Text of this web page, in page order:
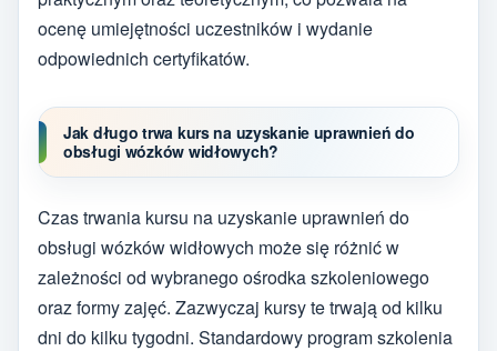
ocenę umiejętności uczestników i wydanie
odpowiednich certyfikatów.
Jak długo trwa kurs na uzyskanie uprawnień do
obsługi wózków widłowych?
Czas trwania kursu na uzyskanie uprawnień do
obsługi wózków widłowych może się różnić w
zależności od wybranego ośrodka szkoleniowego
oraz formy zajęć. Zazwyczaj kursy te trwają od kilku
dni do kilku tygodni. Standardowy program szkolenia